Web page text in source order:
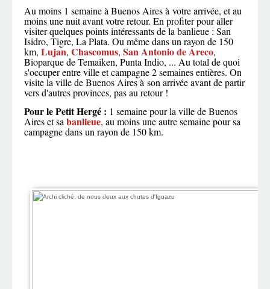
Au moins 1 semaine à Buenos Aires à votre arrivée, et au
moins une nuit avant votre retour. En profiter pour aller
visiter quelques points intéressants de la banlieue : San
Isidro, Tigre, La Plata. Ou même dans un rayon de 150
km, Lujan, Chascomus, San Antonio de Areco,
Bioparque de Temaiken, Punta Indio, ... Au total de quoi
s'occuper entre ville et campagne 2 semaines entières. On
visite la ville de Buenos Aires à son arrivée avant de partir
vers d'autres provinces, pas au retour !
Pour le Petit Hergé : 1 semaine pour la ville de Buenos
Aires et sabanlieue, au moins une autre semaine pour sa
campagne dans un rayon de 150 km.